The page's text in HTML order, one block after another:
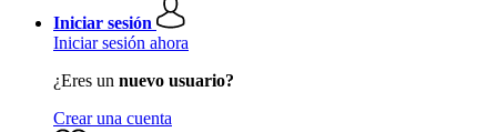
Iniciar sesión
Iniciar sesión ahora
¿Eres un nuevo usuario?
Crear una cuenta